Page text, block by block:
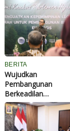
BERITA
Wujudkan
Pembangunan
Berkeadilan
Ekologis,
Wamendagri Bima
Dorong Legislator